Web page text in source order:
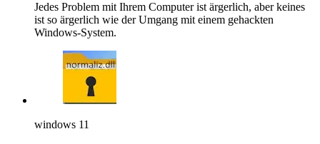
Jedes Problem mit Ihrem Computer ist ärgerlich, aber keines
ist so ärgerlich wie der Umgang mit einem gehackten
Windows-System.
windows 11